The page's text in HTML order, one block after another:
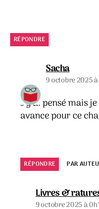
RÉPONDRE
Sachadit :
9 octobre 2025
J’y ai pensé mais
avance pour ce
RÉPONDRE PAR
Livres &
9 octobre 2025 à